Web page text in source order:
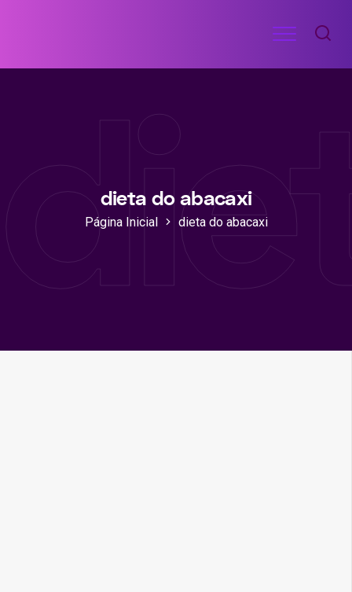
conteúdo
RECEITAS
ACADEMIA
Menu
dieta do abacaxi
Página Inicial dieta do abacaxi